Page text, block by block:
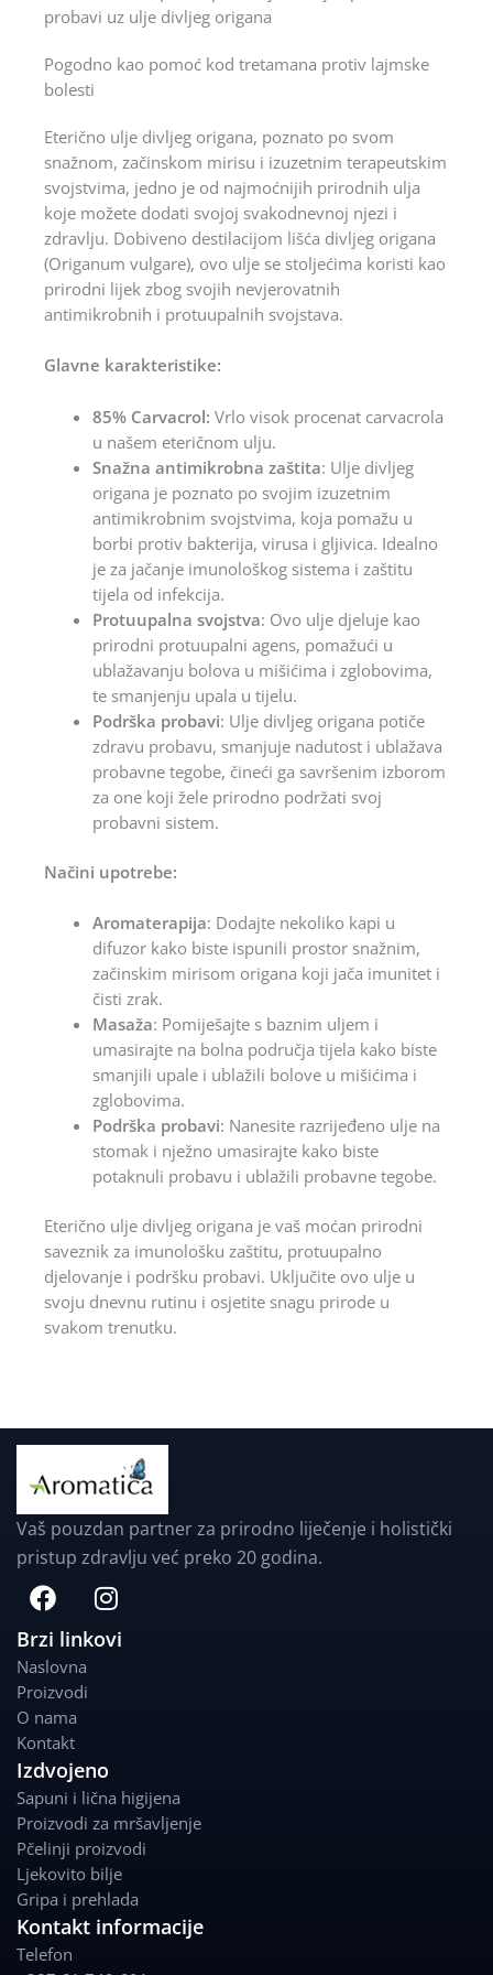
probavi uz ulje divljeg origana
Pogodno kao pomoć kod tretamana protiv lajmske
bolesti
Eterično ulje divljeg origana, poznato po svom
snažnom, začinskom mirisu i izuzetnim terapeutskim
svojstvima, jedno je od najmoćnijih prirodnih ulja
koje možete dodati svojoj svakodnevnoj njezi i
zdravlju. Dobiveno destilacijom lišća divljeg origana
(Origanum vulgare), ovo ulje se stoljećima koristi kao
prirodni lijek zbog svojih nevjerovatnih
antimikrobnih i protuupalnih svojstava.
Glavne karakteristike:
85% Carvacrol: Vrlo visok procenat carvacrola
u našem eteričnom ulju.
Snažna antimikrobna zaštita: Ulje divljeg
origana je poznato po svojim izuzetnim
antimikrobnim svojstvima, koja pomažu u
borbi protiv bakterija, virusa i gljivica. Idealno
je za jačanje imunološkog sistema i zaštitu
tijela od infekcija.
Protuupalna svojstva: Ovo ulje djeluje kao
prirodni protuupalni agens, pomažući u
ublažavanju bolova u mišićima i zglobovima,
te smanjenju upala u tijelu.
Podrška probavi: Ulje divljeg origana potiče
zdravu probavu, smanjuje nadutost i ublažava
probavne tegobe, čineći ga savršenim izborom
za one koji žele prirodno podržati svoj
probavni sistem.
Načini upotrebe:
Aromaterapija: Dodajte nekoliko kapi u
difuzor kako biste ispunili prostor snažnim,
začinskim mirisom origana koji jača imunitet i
čisti zrak.
Masaža: Pomiješajte s baznim uljem i
umasirajte na bolna područja tijela kako biste
smanjili upale i ublažili bolove u mišićima i
zglobovima.
Podrška probavi: Nanesite razrijeđeno ulje na
stomak i nježno umasirajte kako biste
potaknuli probavu i ublažili probavne tegobe.
Eterično ulje divljeg origana je vaš moćan prirodni
saveznik za imunološku zaštitu, protuupalno
djelovanje i podršku probavi. Uključite ovo ulje u
svoju dnevnu rutinu i osjetite snagu prirode u
svakom trenutku.
Vaš pouzdan partner za prirodno liječenje i holistički
pristup zdravlju već preko 20 godina.
F
a
c
e
b
o
o
k
I
n
s
a
m
Brzi linkovi
Naslovna
Proizvodi
O nama
Kontakt
Izdvojeno
Sapuni i lična higijena
Proizvodi za mršavljenje
Pčelinji proizvodi
Ljekovito bilje
Gripa i prehlada
Kontakt informacije
Telefon